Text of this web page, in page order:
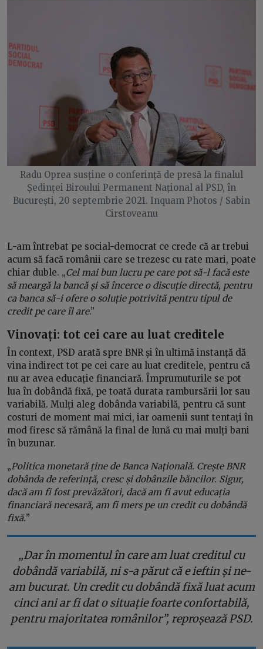
Radu Oprea susține o conferință de presă la finalul
Ședinței Biroului Permanent Național al PSD, în
București, 20 septembrie 2021. Inquam Photos / Sabin
Cirstoveanu
L-am întrebat pe social-democrat ce crede că ar trebui
acum să facă românii care se trezesc cu rate mari, poate
chiar duble. „Cel mai bun lucru pe care pot să-l facă este
să meargă la bancă și să încerce o discuție directă, pentru
ca banca să-i ofere o soluție potrivită pentru tipul de
credit pe care îl are.”
Vinovați: tot cei care au luat creditele
În context, PSD arată spre BNR și în ultimă instanță dă
vina indirect tot pe cei care au luat creditele, pentru că
nu ar avea educație financiară. Împrumuturile se pot
lua în dobândă fixă, pe toată durata rambursării lor sau
variabilă. Mulți aleg dobânda variabilă, pentru că sunt
costuri de moment mai mici, iar oamenii sunt tentați în
mod firesc să rămână la final de lună cu mai mulți bani
în buzunar.
„Politica monetară ține de Banca Națională. Crește BNR
dobânda de referință, cresc și dobânzile băncilor. Sigur,
dacă am fi fost prevăzători, dacă am fi avut educația
financiară necesară, am fi mers pe un credit cu dobândă
fixă.”
„Dar în momentul în care am luat creditul cu
dobândă variabilă, ni s-a părut că e ieftin și ne-
am bucurat. Un credit cu dobândă fixă luat acum
cinci ani ar fi dat o situație foarte confortabilă,
pentru majoritatea românilor”, reproșează PSD.